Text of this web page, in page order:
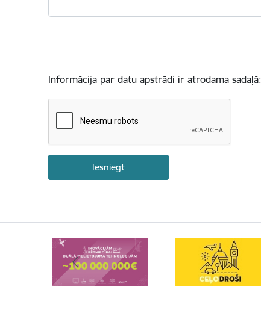
Informācija par datu apstrādi ir atrodama sadaļā: